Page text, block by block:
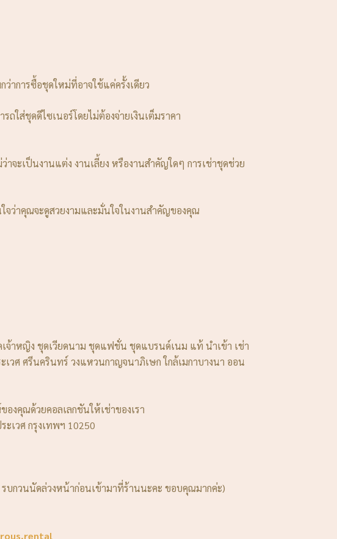
าการซื้อชุดใหม่ที่อาจใช้แค่ครั้งเดียว
ใส่ชุดดีไซเนอร์โดยไม่ต้องจ่ายเงินเต็มราคา
จะเป็นงานแต่ง งานเลี้ยง หรืองานสำคัญใดๆ การเช่าชุดช่วย
จว่าคุณจะดูสวยงามและมั่นใจในงานสำคัญของคุณ
เจ้าหญิง ชุดเวียดนาม ชุดแฟชั่น ชุดแบรนด์เนม แท้ นำเข้า เช่า
เวศ ศรีนครินทร์ วงแหวนกาญจนาภิเษก ใกล้เมกาบางนา ออน
งคุณด้วยคอลเลกชันให้เช่าของเรา
เวศ กรุงเทพฯ 10250
รบกวนนัดล่วงหน้าก่อนเข้ามาที่ร้านนะคะ ขอบคุณมากค่ะ)